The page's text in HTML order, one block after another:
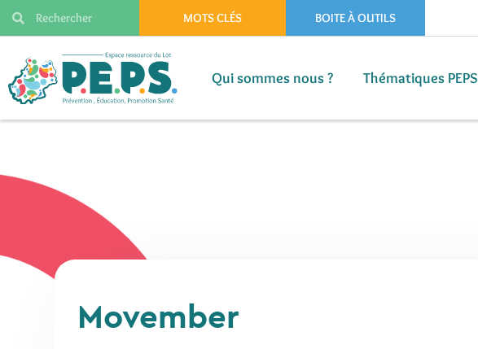
MOTS CLÉS BOITE À OUTILS
Qui sommes nous ? Thématiques PEPS
Movember